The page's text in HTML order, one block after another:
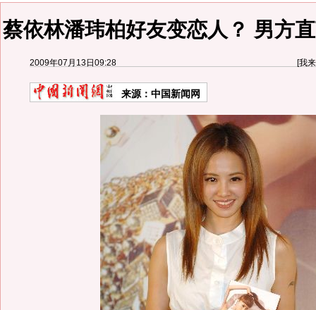
蔡依林潘玮柏好友变恋人？ 男方
2009年07月13日09:28 [我
来源： 中国新闻网